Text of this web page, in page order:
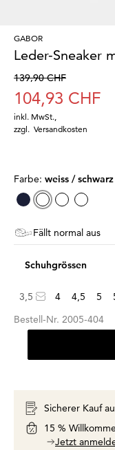
GABOR
Leder-Sneaker
139,90 CHF
104,93 CHF
inkl. MwSt.
zzgl. Versandkosten
Farbe: weiss / schwarz
Fällt normal aus
Schuhgrössen
3,5 4 4,5 5
Bestell-Nr. 2005-404
Sicherer Kauf
15 %
Jetzt